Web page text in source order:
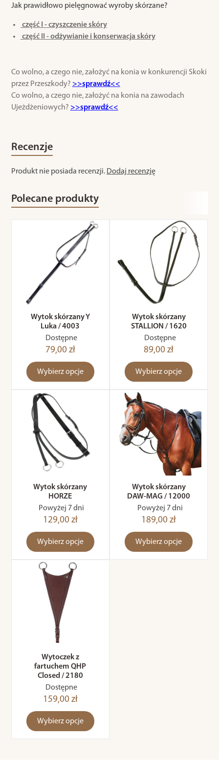
Jak prawidłowo pielęgnować wyroby skórzane?
część I - czyszczenie skóry
część II - odżywianie i konserwacja skóry
Co wolno, a czego nie, założyć na konia w konkurencji Skoki
przez Przeszkody? >>sprawdź<<
Co wolno, a czego nie, założyć na konia na zawodach
Ujeżdżeniowych? >>sprawdź<<
Recenzje
Produkt nie posiada recenzji. Dodaj recenzję
Polecane produkty
Wytok skórzany Y
Luka / 4003
Dostępne
79,00 zł
Wybierz opcje
Wytok skórzany
STALLION / 1620
Dostępne
89,00 zł
Wybierz opcje
Wytok skórzany
HORZE
Powyżej 7 dni
129,00 zł
Wybierz opcje
Wytok skórzany
DAW-MAG / 12000
Powyżej 7 dni
189,00 zł
Wybierz opcje
Wytoczek z
fartuchem QHP
Closed / 2180
Dostępne
159,00 zł
Wybierz opcje